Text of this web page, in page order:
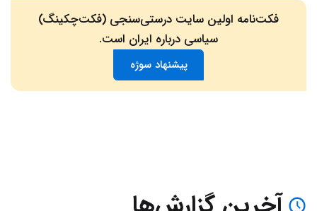
فکت‌نامه اولین سایت درستی‌سنجی (فکت‌چکینگ)
سیاسی درباره ایران است.
پیشنهاد سوژه